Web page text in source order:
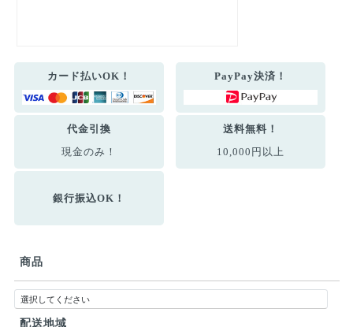
カード払いOK！ PayPay決済！
代金引換
現金のみ！
送料無料！
10,000円以上
銀行振込OK！
商品
配送地域